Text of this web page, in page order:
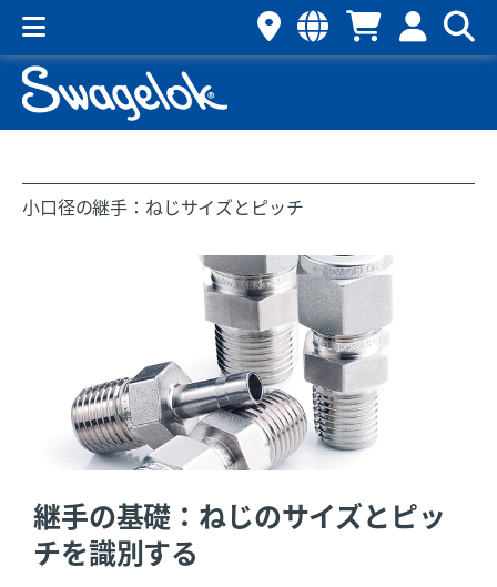
小口径の継手：ねじサイズとピッチ
継手の基礎：ねじのサイズとピッ
チを識別する